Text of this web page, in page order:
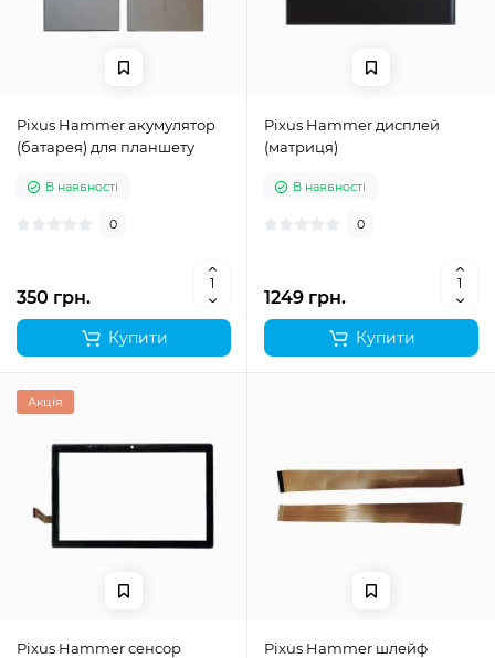
Pixus Hammer акумулятор
(батарея) для планшету
В наявності
0
350 грн.
Купити
Pixus Hammer дисплей
(матриця)
В наявності
0
1249 грн.
Купити
Акція
Pixus Hammer сенсор
Pixus Hammer шлейф